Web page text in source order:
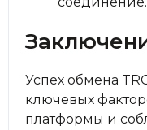
Успех обмена
ключевых
платформы и